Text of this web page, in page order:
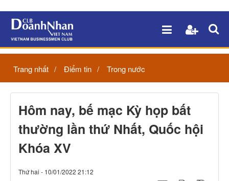
Trang nhất Điểm tin Trong nước
Hôm nay, bế mạc Kỳ họp bất
thường lần thứ Nhất, Quốc hội
Khóa XV
Thứ hai - 10/01/2022 21:12